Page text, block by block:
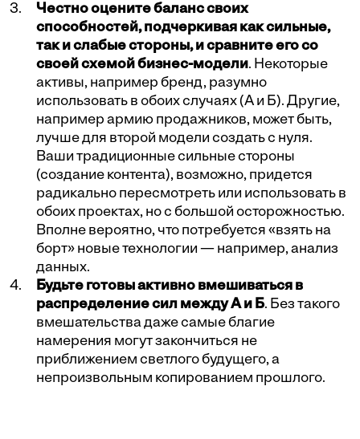
Честно оцените баланс своих
способностей, подчеркивая как сильные,
так и слабые стороны, и сравните его со
своей схемой бизнес-модели. Некоторые
активы, например бренд, разумно
использовать в обоих случаях (А и Б). Другие,
например армию продажников, может быть,
лучше для второй модели создать с нуля.
Ваши традиционные сильные стороны
(создание контента), возможно, придется
радикально пересмотреть или использовать в
обоих проектах, но с большой осторожностью.
Вполне вероятно, что потребуется «взять на
борт» новые технологии — например, анализ
данных.
Будьте готовы активно вмешиваться в
распределение сил между А и Б. Без такого
вмешательства даже самые благие
намерения могут закончиться не
приближением светлого будущего, а
непроизвольным копированием прошлого.